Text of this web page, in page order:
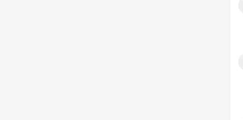
القائمة
القائمة